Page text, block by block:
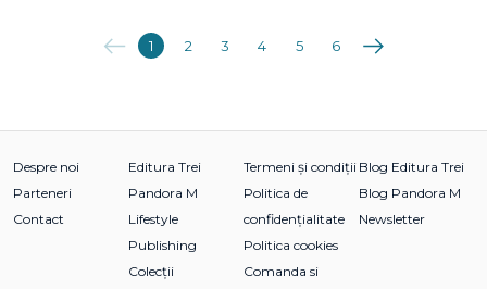
Anterioara
1 2 3 4 5 6 Următoarea
Despre noi
Parteneri
Contact
Editura Trei
Pandora M
Lifestyle
Publishing
Colecții
Termeni și condiții
Politica de
confidențialitate
Politica cookies
Comanda si
Blog Editura Trei
Blog Pandora M
Newsletter